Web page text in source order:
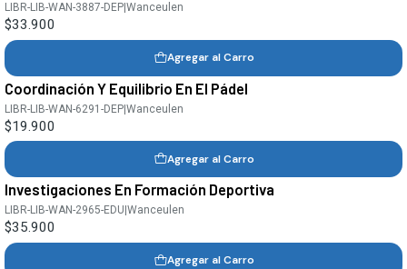
LIBR-LIB-WAN-3887-DEP |Wanceulen
$33.900
Agregar al Carro
Coordinación Y Equilibrio En El Pádel
LIBR-LIB-WAN-6291-DEP|Wanceulen
$19.900
Agregar al Carro
Investigaciones En Formación Deportiva
LIBR-LIB-WAN-2965-EDU |Wanceulen
$35.900
Agregar al Carro